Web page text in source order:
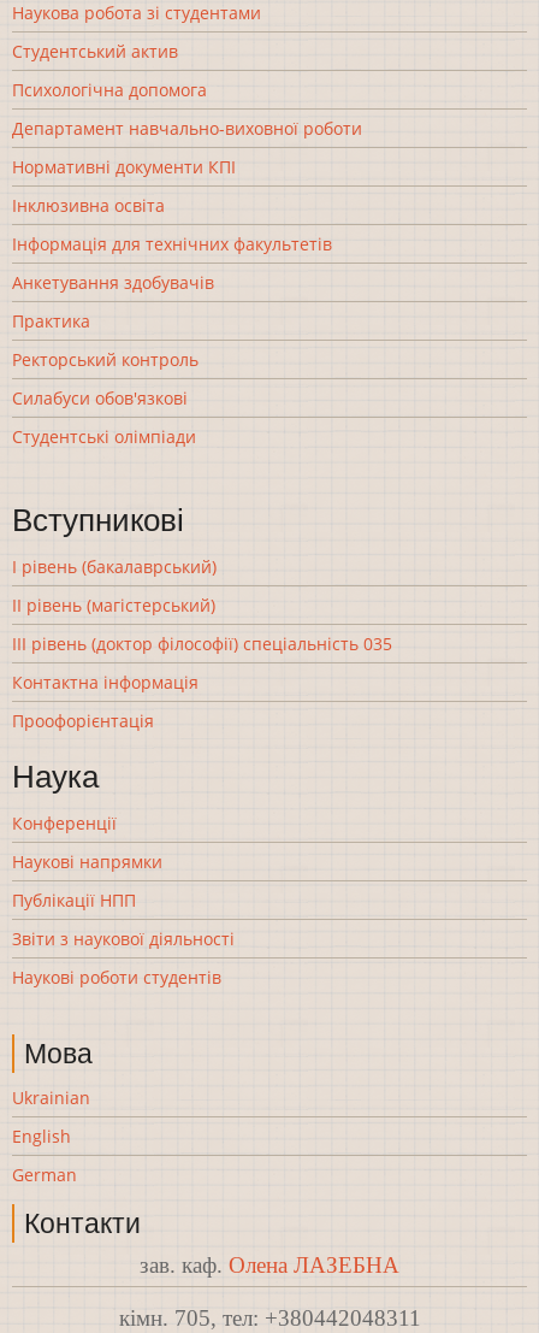
Наукова робота зі студентами
Студентський актив
Психологічна допомога
Департамент навчально-виховної роботи
Нормативні документи КПІ
Інклюзивна освіта
Інформація для технічних факультетів
Анкетування здобувачів
Практика
Ректорський контроль
Силабуси обов'язкові
Студентські олімпіади
Вступникові
І рівень (бакалаврський)
ІІ рівень (магістерський)
ІІІ рівень (доктор філософії) спеціальність 035
Контактна інформація
Проофорієнтація
Наука
Конференції
Наукові напрямки
Публікації НПП
Звіти з наукової діяльності
Наукові роботи студентів
Мова
Ukrainian
English
German
Контакти
зав. каф. Олена ЛАЗЕБНА
кімн. 705, тел: +380442048311